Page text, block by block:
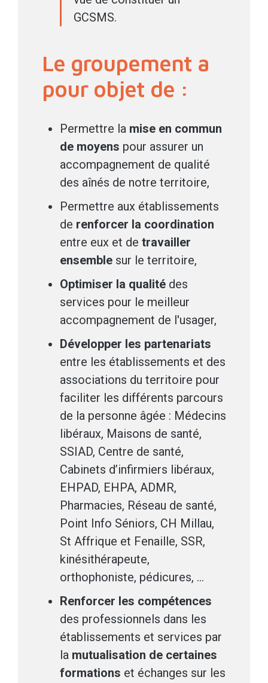
GCSMS.
Le groupement a
pour objet de :
Permettre la mise en commun
de moyens pour assurer un
accompagnement de qualité
des aînés de notre territoire,
Permettre aux établissements
de renforcer la coordination
entre eux et de travailler
ensemble sur le territoire,
Optimiser la qualité des
services pour le meilleur
accompagnement de l'usager,
Développer les partenariats
entre les établissements et des
associations du territoire pour
faciliter les différents parcours
de la personne âgée : Médecins
libéraux, Maisons de santé,
SSIAD, Centre de santé,
Cabinets d’infirmiers libéraux,
EHPAD, EHPA, ADMR,
Pharmacies, Réseau de santé,
Point Info Séniors, CH Millau,
St Affrique et Fenaille, SSR,
kinésithérapeute,
orthophoniste, pédicures, ...
Renforcer les compétences
des professionnels dans les
établissements et services par
la mutualisation de certaines
formations et échanges sur les